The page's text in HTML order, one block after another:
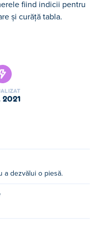
fiind indicii pentru
și curăță tabla.
2021
a dezvălui o piesă.